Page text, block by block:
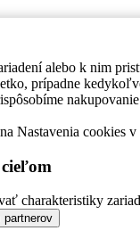
alebo k nim
prípadne
Nastavenia cookies v
charakteristiky
partnerov